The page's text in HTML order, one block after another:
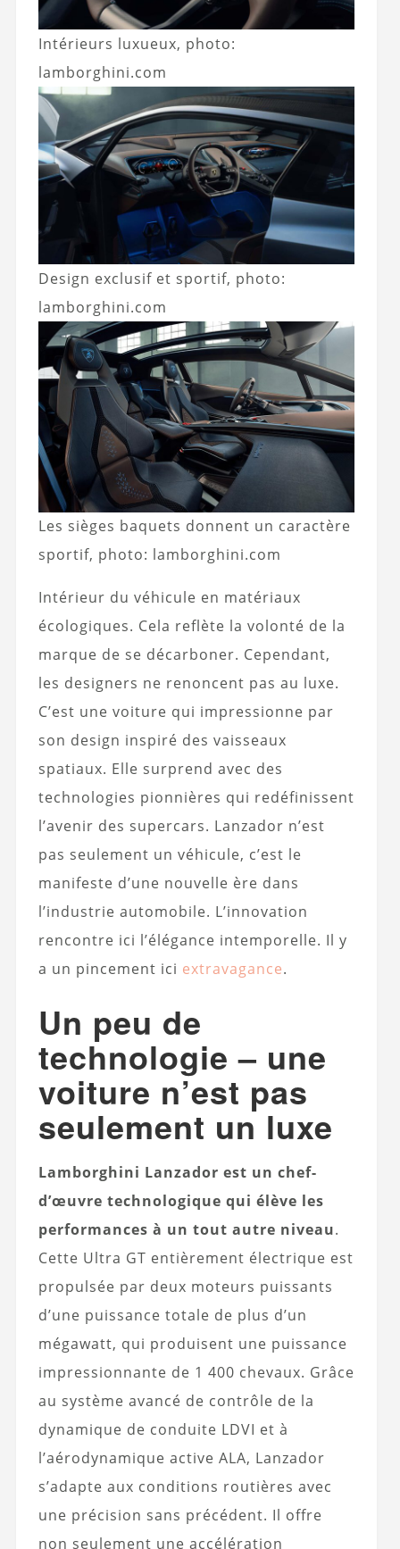
Intérieurs luxueux, photo:
lamborghini.com
Design exclusif et sportif, photo:
lamborghini.com
Les sièges baquets donnent un caractère
sportif, photo: lamborghini.com
Intérieur du véhicule en matériaux
écologiques. Cela reflète la volonté de la
marque de se décarboner. Cependant,
les designers ne renoncent pas au luxe.
C’est une voiture qui impressionne par
son design inspiré des vaisseaux
spatiaux. Elle surprend avec des
technologies pionnières qui redéfinissent
l’avenir des supercars. Lanzador n’est
pas seulement un véhicule, c’est le
manifeste d’une nouvelle ère dans
l’industrie automobile. L’innovation
rencontre ici l’élégance intemporelle. Il y
a un pincement ici extravagance.
Un peu de
technologie – une
voiture n’est pas
seulement un luxe
Lamborghini Lanzador est un chef-
d’œuvre technologique qui élève les
performances à un tout autre niveau.
Cette Ultra GT entièrement électrique est
propulsée par deux moteurs puissants
d’une puissance totale de plus d’un
mégawatt, qui produisent une puissance
impressionnante de 1 400 chevaux. Grâce
au système avancé de contrôle de la
dynamique de conduite LDVI et à
l’aérodynamique active ALA, Lanzador
s’adapte aux conditions routières avec
une précision sans précédent. Il offre
non seulement une accélération